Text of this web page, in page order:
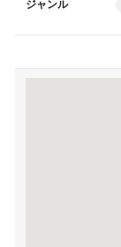
ジャンル